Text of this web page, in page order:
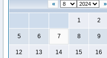
« »
1 2
5 6 7 8 9
12 13 14 15 16